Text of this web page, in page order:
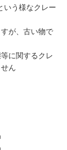
いう様なクレー
が、古い物で
に関するクレ
ん